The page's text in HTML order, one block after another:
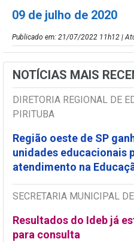
09 de julho de 2020
Publicado em: 21/07/2022 11h12 |
NOTÍCIAS MAIS
DIRETORIA REGIONAL DE
PIRITUBA
Região oeste de SP
unidades educacionais
atendimento na
SECRETARIA MUNICIPAL
Resultados do Ideb já
para consulta